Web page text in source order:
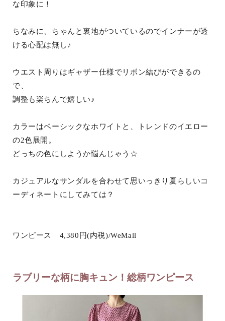
な印象に！
ちなみに、ちゃんと裏地がついているのでインナーが透
ける心配は無し♪
ウエスト周りはギャザー仕様でリボン結びができるの
で、
調整も楽ちんで嬉しい♪
カラーはベーシックなホワイトと、トレンドのイエロー
の2色展開。
どっちの色にしようか悩んじゃう☆
カジュアルなサンダルを合わせて思いっきり夏らしいコ
ーディネートにしてみては？
ワンピース 4,380円(内税)/WeMall
ラブリーな柄に胸キュン！総柄ワンピース